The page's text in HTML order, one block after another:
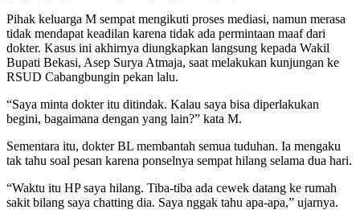
Pihak keluarga M sempat mengikuti proses mediasi, namun merasa
tidak mendapat keadilan karena tidak ada permintaan maaf dari
dokter. Kasus ini akhirnya diungkapkan langsung kepada Wakil
Bupati Bekasi, Asep Surya Atmaja, saat melakukan kunjungan ke
RSUD Cabangbungin pekan lalu.
“Saya minta dokter itu ditindak. Kalau saya bisa diperlakukan
begini, bagaimana dengan yang lain?” kata M.
Sementara itu, dokter BL membantah semua tuduhan. Ia mengaku
tak tahu soal pesan karena ponselnya sempat hilang selama dua hari.
“Waktu itu HP saya hilang. Tiba-tiba ada cewek datang ke rumah
sakit bilang saya chatting dia. Saya nggak tahu apa-apa,” ujarnya.